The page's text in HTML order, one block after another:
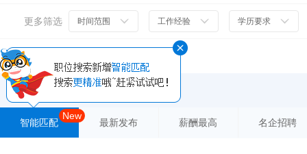
更多筛选 时间范围 工作经验 学历要求
筛选条件
New
智能匹配 最新发布 薪酬最高 名企招聘